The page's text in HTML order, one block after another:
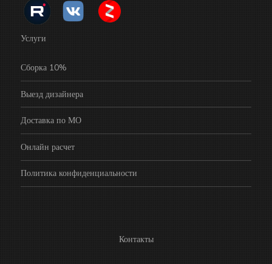
Услуги
Сборка 10%
Выезд дизайнера
Доставка по МО
Онлайн расчет
Политика конфиденциальности
Контакты